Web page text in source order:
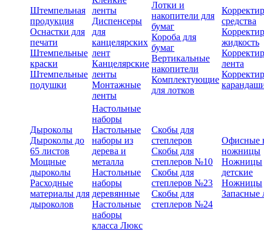
Штемпельная
продукция
Оснастки для
печати
Штемпельные
краски
Штемпельные
подушки
ленты
Диспенсеры
для
канцелярских
лент
Канцелярские
ленты
Монтажные
ленты
Лотки и
накопители для
бумаг
Короба для
бумаг
Вертикальные
накопители
Комплектующие
для лотков
средства
жидкость
лента
Дыроколы
Дыроколы до
65 листов
Мощные
дыроколы
Расходные
материалы для
дыроколов
Настольные
наборы
Настольные
наборы из
дерева и
металла
Настольные
наборы
деревянные
Настольные
наборы
класса Люкс
Скобы для
степлеров
Скобы для
степлеров №10
Скобы для
степлеров №23
Скобы для
степлеров №24
Офисные
ножницы
Ножницы
детские
Ножницы
Запасные